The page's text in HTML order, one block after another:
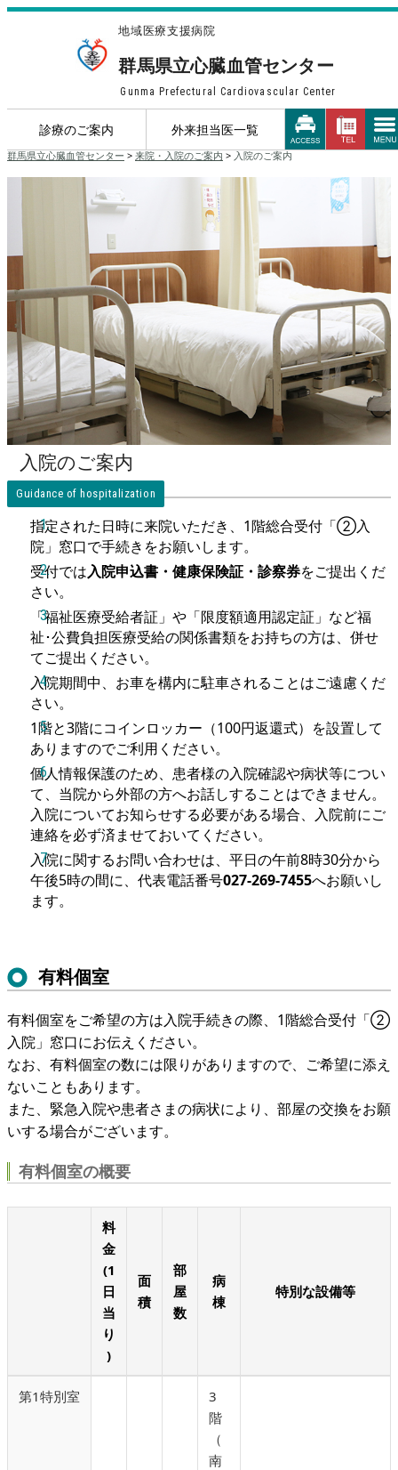
地域医療支援病院
群馬県立心臓血管センター
Gunma Prefectural Cardiovascular Center
診療のご案内 外来担当医一覧
群馬県立心臓血管センター > 来院・入院のご案内 > 入院のご案内
入院のご案内
Guidance of hospitalization
入院手続
指定された日時に来院いただき、1階総合受付「②入
院」窓口で手続きをお願いします。
受付では入院申込書・健康保険証・診察券をご提出くだ
さい。
「福祉医療受給者証」や「限度額適用認定証」など福
祉･公費負担医療受給の関係書類をお持ちの方は、併せ
てご提出ください。
入院期間中、お車を構内に駐車されることはご遠慮くだ
さい。
1階と3階にコインロッカー（100円返還式）を設置して
ありますのでご利用ください。
個人情報保護のため、患者様の入院確認や病状等につい
て、当院から外部の方へお話しすることはできません。
入院についてお知らせする必要がある場合、入院前にご
連絡を必ず済ませておいてください。
入院に関するお問い合わせは、平日の午前8時30分から
午後5時の間に、代表電話番号027-269-7455へお願いし
ます。
有料個室
有料個室をご希望の方は入院手続きの際、1階総合受付「②
入院」窓口にお伝えください。
なお、有料個室の数には限りがありますので、ご希望に添え
ないこともあります。
また、緊急入院や患者さまの病状により、部屋の交換をお願
いする場合がございます。
有料個室の概要
料
金
(1
日
当
り
)
面
積
部
屋
数
病
棟
特別な設備等
第1特別室
3
階
（
南